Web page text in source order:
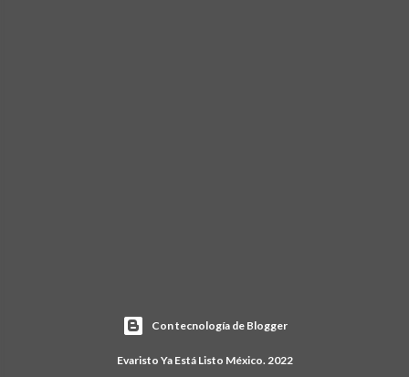
Con tecnología de Blogger
Evaristo Ya Está Listo México. 2022